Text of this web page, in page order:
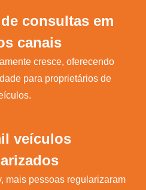
consultas em
canais
cresce, oferecendo
para proprietários de
veículos
mais pessoas regularizaram